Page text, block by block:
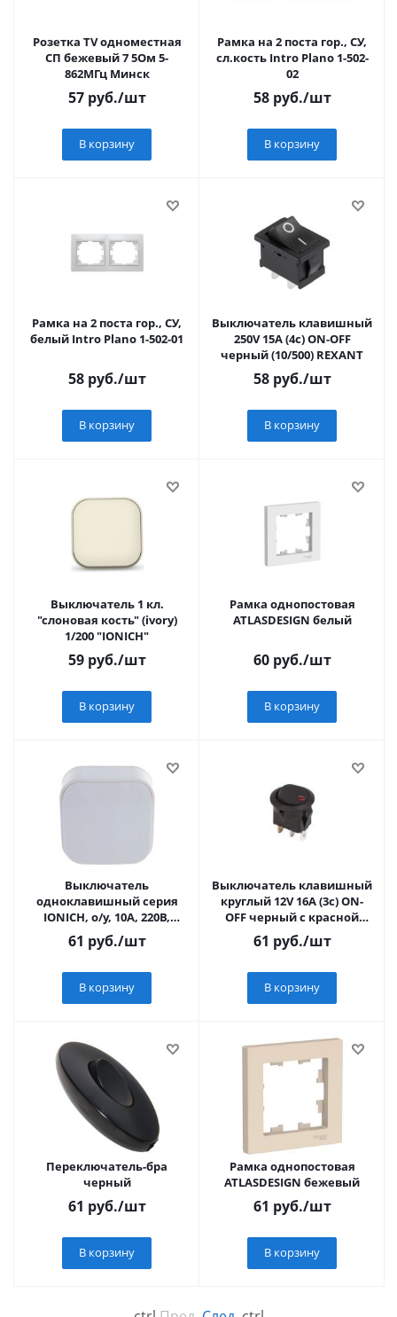
Розетка TV одноместная
СП бежевый 7 5Ом 5-
862МГц Минск
57руб./шт
В корзину
Рамка на 2 поста гор., СУ,
сл.кость Intro Plano 1-502-
02
58руб./шт
В корзину
Рамка на 2 поста гор., СУ,
белый Intro Plano 1-502-01
58руб./шт
В корзину
Выключатель клавишный
250V 15А (4с) ON-OFF
черный (10/500) REXANT
58руб./шт
В корзину
Выключатель 1 кл.
"слоновая кость" (ivory)
1/200 "IONICH"
59руб./шт
В корзину
Рамка однопостовая
ATLASDESIGN белый
60руб./шт
В корзину
Выключатель
одноклавишный серия
IONICH, о/у, 10А, 220В,
белый (еврослот)
61 руб./шт
В корзину
Выключатель клавишный
круглый 12V 16А (3с) ON-
OFF черный с красной
подсветкой REXANT
61 руб./шт
В корзину
Переключатель-бра
черный
61 руб./шт
В корзину
Рамка однопостовая
ATLASDESIGN бежевый
61 руб./шт
В корзину